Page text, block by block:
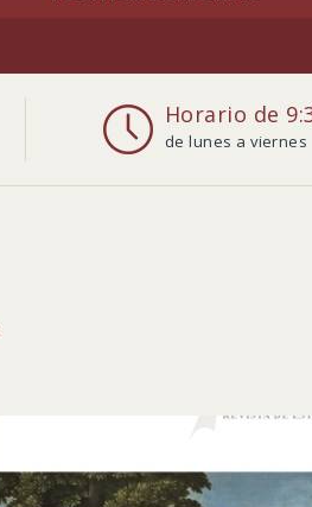
Horario de
de lunes a viernes